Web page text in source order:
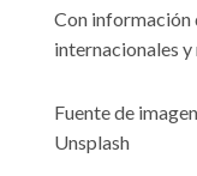
Con información
internacionales y
Fuente de
Unsplash